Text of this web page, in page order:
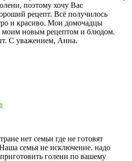
поэтому хочу Вас
рецепт. Всё получилось
и красиво. Мои домочадцы
моим новым рецептом и блюдом.
С уважением, Анна.
нет семьи где не готовят
семья не исключение. надо
голени по вашему